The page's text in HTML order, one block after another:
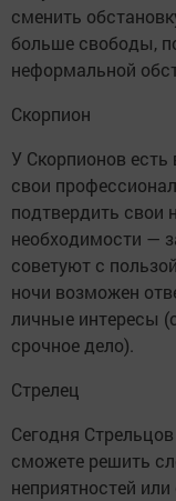
сменить
больше свободы,
неформальной
Скорпион
У Скорпионов есть
свои
подтвердить свои
необходимости —
советуют с
ночи возможен
личные интересы
срочное дело).
Стрелец
Сегодня
сможете решить
неприятностей